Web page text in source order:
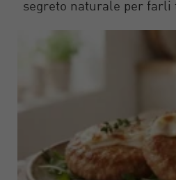
segreto naturale per farli